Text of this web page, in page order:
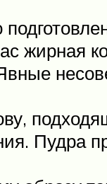
жирная
Пудра